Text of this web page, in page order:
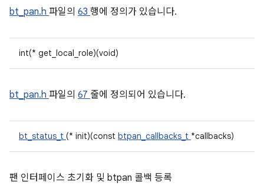
bt_pan.h 파일의 63 행에 정의가 있습니다.
int(* get_local_role)(void)
bt_pan.h 파일의 67 줄에 정의되어 있습니다.
bt_status_t (* init)(const btpan_callbacks_t *callbacks)
팬 인터페이스 초기화 및 btpan 콜백 등록